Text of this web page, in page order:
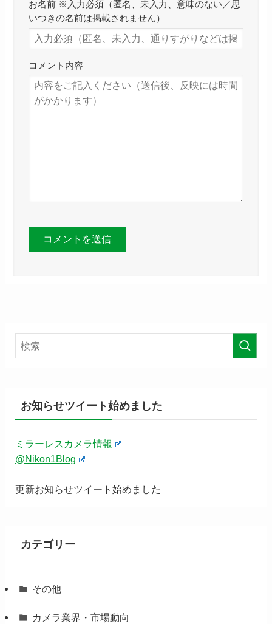
お名前 ※入力必須（匿名、未入力、意味のない／思
いつきの名前は掲載されません）
コメント内容
お知らせツイート始めました
ミラーレスカメラ情報
@Nikon1Blog
更新お知らせツイート始めました
カテゴリー
その他
カメラ業界・市場動向